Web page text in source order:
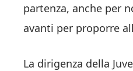
partenza, anche per
avanti per proporre
La dirigenza della